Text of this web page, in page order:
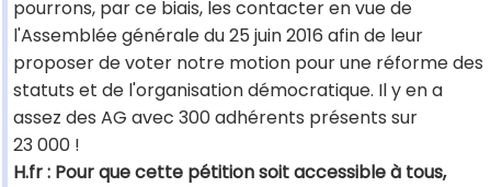
pourrons, par ce biais, les contacter en vue de
l'Assemblée générale du 25 juin 2016 afin de leur
proposer de voter notre motion pour une réforme des
statuts et de l'organisation démocratique. Il y en a
assez des AG avec 300 adhérents présents sur
23 000 !
H.fr : Pour que cette pétition soit accessible à tous,